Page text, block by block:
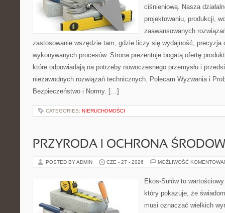
ciśnieniową. Nasza
projektowaniu, produkcji,
zaawansowanych
zastosowanie wszędzie tam, gdzie liczy się wydajność, precyzja
wykonywanych procesów. Strona prezentuje bogatą ofertę
które odpowiadają na potrzeby nowoczesnego przemysłu i
niezawodnych rozwiązań technicznych. Polecam Wyzwania i
Bezpieczeństwo i Normy. […]
CATEGORIES: NIERUCHOMOŚCI
PRZYRODA I OCHRONA
POSTED BY ADMIN CZE - 27 - 2026 MOŻLIWOŚĆ
Ekos-Sułów to
który pokazuje, że
musi oznaczać wielkich